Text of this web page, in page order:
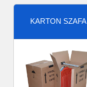
KARTON SZAFA